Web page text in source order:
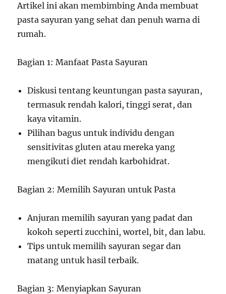
Artikel ini akan membimbing Anda membuat
pasta sayuran yang sehat dan penuh warna di
rumah.
Bagian 1: Manfaat Pasta Sayuran
Diskusi tentang keuntungan pasta sayuran,
termasuk rendah kalori, tinggi serat, dan
kaya vitamin.
Pilihan bagus untuk individu dengan
sensitivitas gluten atau mereka yang
mengikuti diet rendah karbohidrat.
Bagian 2: Memilih Sayuran untuk Pasta
Anjuran memilih sayuran yang padat dan
kokoh seperti zucchini, wortel, bit, dan labu.
Tips untuk memilih sayuran segar dan
matang untuk hasil terbaik.
Bagian 3: Menyiapkan Sayuran